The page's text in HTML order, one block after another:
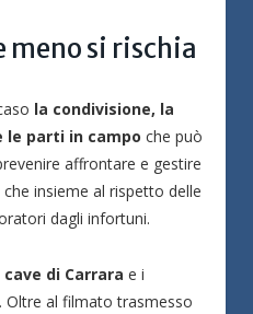
meno si rischia
la condivisione, la
parti in campo che può
affrontare e gestire
insieme al rispetto delle
dagli infortuni.
cave di Carrara e i
al filmato trasmesso